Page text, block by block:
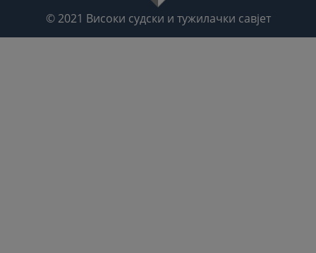
© 2021 Високи судски и тужилачки савјет